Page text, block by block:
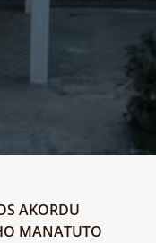
AKORDU
MANATUTO